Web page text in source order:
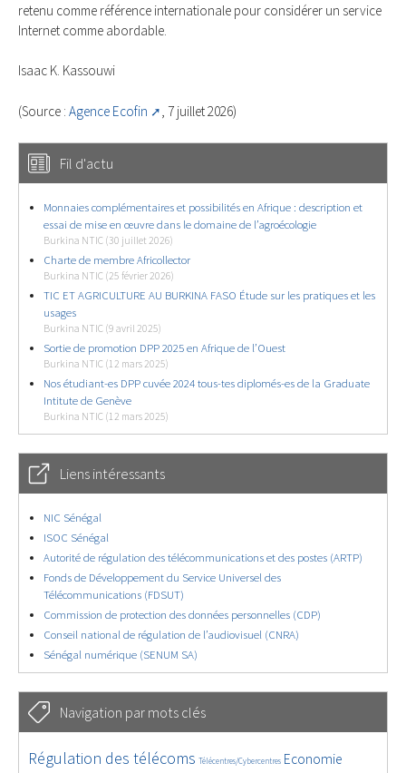
retenu comme référence internationale pour considérer un service
Internet comme abordable.
Isaac K. Kassouwi
(Source : Agence Ecofin , 7 juillet 2026)
Fil d'actu
Monnaies complémentaires et possibilités en Afrique : description et
essai de mise en œuvre dans le domaine de l’agroécologie
Burkina NTIC (30 juillet 2026)
Charte de membre Africollector
Burkina NTIC (25 février 2026)
TIC ET AGRICULTURE AU BURKINA FASO Étude sur les pratiques et les
usages
Burkina NTIC (9 avril 2025)
Sortie de promotion DPP 2025 en Afrique de l’Ouest
Burkina NTIC (12 mars 2025)
Nos étudiant-es DPP cuvée 2024 tous-tes diplomés-es de la Graduate
Intitute de Genève
Burkina NTIC (12 mars 2025)
Liens intéressants
NIC Sénégal
ISOC Sénégal
Autorité de régulation des télécommunications et des postes (ARTP)
Fonds de Développement du Service Universel des
Télécommunications (FDSUT)
Commission de protection des données personnelles (CDP)
Conseil national de régulation de l’audiovisuel (CNRA)
Sénégal numérique (SENUM SA)
Navigation par mots clés
4637/5597
Régulation des télécoms
362/5597 Télécentres/Cybercentres
3748/5597
Economie